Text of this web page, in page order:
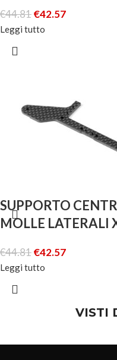
€44.81€42.57
Leggi tutto
SUPPORTO
MOLLE LATERALI
€44.81€42.57
Leggi tutto
VISTI